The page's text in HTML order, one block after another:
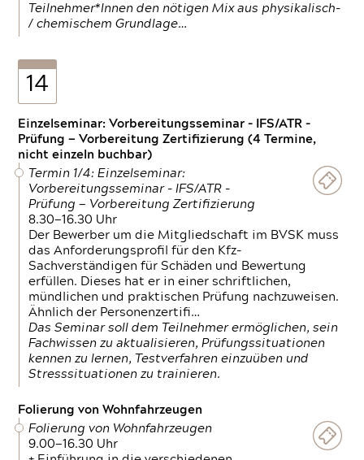
Teilnehmer*Innen den nötigen Mix aus physikalisch-
/ chemischem Grundlage…
14
Einzelseminar: Vorbereitungsseminar - IFS/ATR -
Prüfung — Vorbereitung Zertifizierung (4 Termine,
nicht einzeln buchbar)
Termin 1/4: Einzelseminar:
Vorbereitungsseminar - IFS/ATR -
Prüfung — Vorbereitung Zertifizierung
8.30—16.30 Uhr
Der Bewerber um die Mitgliedschaft im BVSK muss
das Anforderungsprofil für den Kfz-
Sachverständigen für Schäden und Bewertung
erfüllen. Dieses hat er in einer schriftlichen,
mündlichen und praktischen Prüfung nachzuweisen.
Ähnlich der Personenzertifi…
Das Seminar soll dem Teilnehmer ermöglichen, sein
Fachwissen zu aktualisieren, Prüfungssituationen
kennen zu lernen, Testverfahren einzuüben und
Stresssituationen zu trainieren.
Folierung von Wohnfahrzeugen
Folierung von Wohnfahrzeugen
9.00—16.30 Uhr